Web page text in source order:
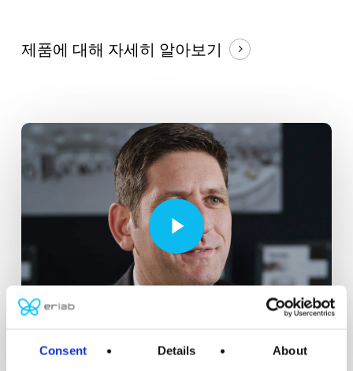
Consent Details About
제품에 대해 자세히 알아보기
Play Video
Play Video